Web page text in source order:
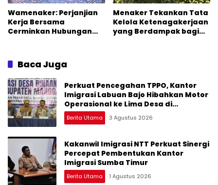
Wamenaker: Perjanjian
Kerja Bersama
Cerminkan Hubungan
Menaker Tekankan Tata
Kelola Ketenagakerjaan
yang Berdampak bagi
Baca Juga
Perkuat Pencegahan TPPO, Kantor
Imigrasi Labuan Bajo Hibahkan Motor
Operasional ke Lima Desa di
Manggarai
Berita Utama 3 Agustus 2026
Kakanwil Imigrasi NTT Perkuat Sinergi
Percepat Pembentukan Kantor
Imigrasi Sumba Timur
Berita Utama 1 Agustus 2026